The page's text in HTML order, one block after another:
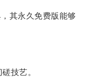
其永久免费版能够
技艺。